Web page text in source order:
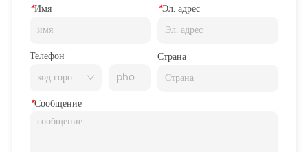
*Имя *Эл. адрес
Телефон Страна
*Сообщение